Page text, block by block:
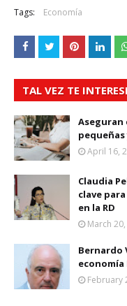
Tags: Economía
TAL VEZ TE
Aseguran
pequeñas
April 16,
Claudia
clave
en la RD
March
Bernardo
economía
February